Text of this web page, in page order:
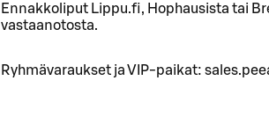
Ennakkoliput Lippu.fi, Hophausista tai
vastaanotosta.
Ryhmävaraukset ja VIP-paikat: